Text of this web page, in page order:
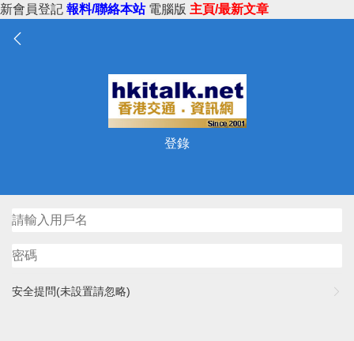
新會員登記 報料/聯絡本站 電腦版 主頁/最新文章
登錄
安全提問(未設置請忽略)